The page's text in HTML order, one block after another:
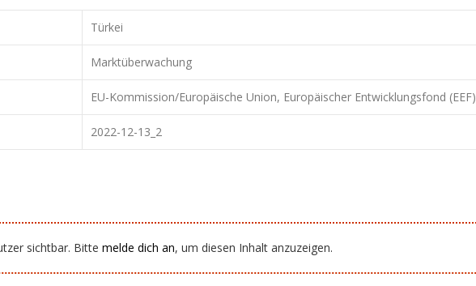
Türkei
Marktüberwachung
EU-Kommission/Europäische Union, Europäischer Entwicklungsfond (EEF)
2022-12-13_2
sichtbar. Bitte melde dich an, um diesen Inhalt anzuzeigen.